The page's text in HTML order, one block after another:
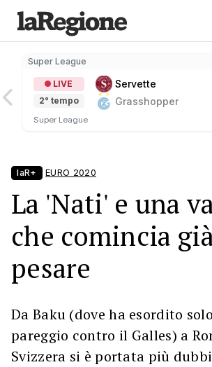
Super League
LIVE
2° tempo
Servette
Grasshopper
Super League
laR+ EURO 2020
La 'Nati' e una
che comincia
pesare
Da Baku (dove ha esordito
pareggio contro il Galles) a
Svizzera si è portata più